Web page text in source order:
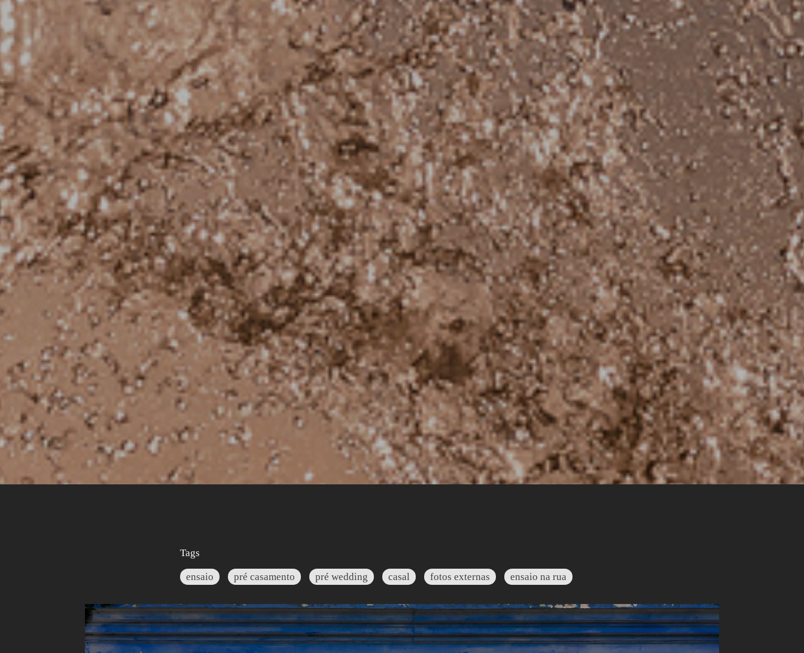
Tags
ensaio pré casamento pré wedding casal fotos externas ensaio na rua